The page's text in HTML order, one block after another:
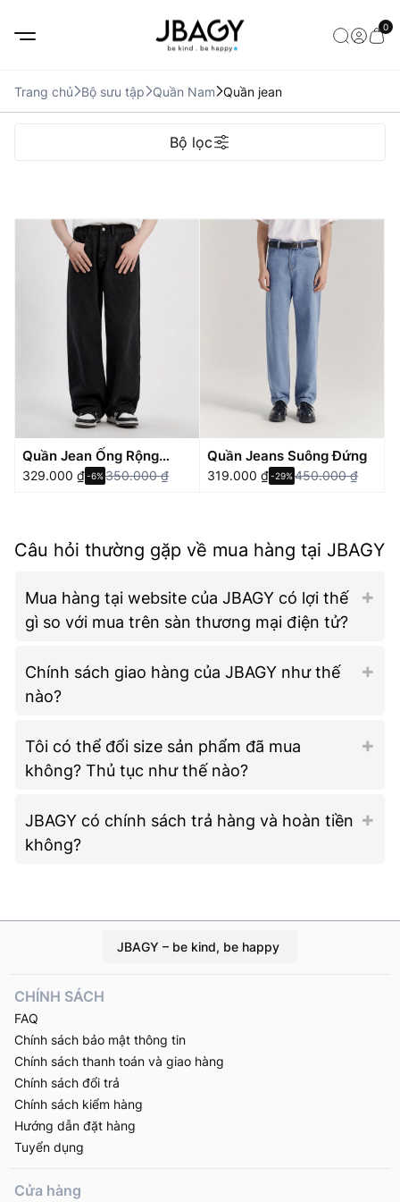
0
Trang chủ Bộ sưu tập Quần Nam Quần jean
Bộ lọc
Quần Jean Ống Rộng
JBAGY Dáng Suông Cạp
329.000 ₫ 350.000₫
-6%
Quần Jeans Suông Đứng
319.000 ₫ 450.000₫
-29%
Câu hỏi thường gặp về mua hàng tại JBAGY
Mua hàng tại website của JBAGY có lợi thế
gì so với mua trên sàn thương mại điện tử?
Chính sách giao hàng của JBAGY như thế
nào?
Tôi có thể đổi size sản phẩm đã mua
không? Thủ tục như thế nào?
JBAGY có chính sách trả hàng và hoàn tiền
không?
JBAGY – be kind, be happy
Cửa hàng
CHÍNH SÁCH
FAQ
Chính sách bảo mật thông tin
Chính sách thanh toán và giao hàng
Chính sách đổi trả
Chính sách kiểm hàng
Hướng dẫn đặt hàng
Tuyển dụng